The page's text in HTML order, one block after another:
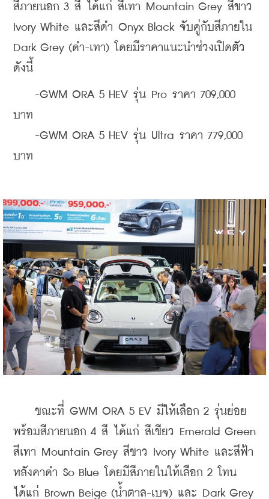
สีภายนอก 3 สี ได้แก่ สีเทา Mountain Grey สีขาว
Ivory White และสีดำ Onyx Black จับคู่กับสีภายใน
Dark Grey (ดำ-เทา) โดยมีราคาแนะนำช่วงเปิดตัว
ดังนี้
-GWM ORA 5 HEV รุ่น Pro ราคา 709,000
บาท
-GWM ORA 5 HEV รุ่น Ultra ราคา 779,000
บาท
ขณะที่ GWM ORA 5 EV มีให้เลือก 2 รุ่นย่อย
พร้อมสีภายนอก 4 สี ได้แก่ สีเขียว Emerald Green
สีเทา Mountain Grey สีขาว Ivory White และสีฟ้า
หลังคาดำ So Blue โดยมีสีภายในให้เลือก 2 โทน
ได้แก่ Brown Beige (น้ำตาล-เบจ) และ Dark Grey